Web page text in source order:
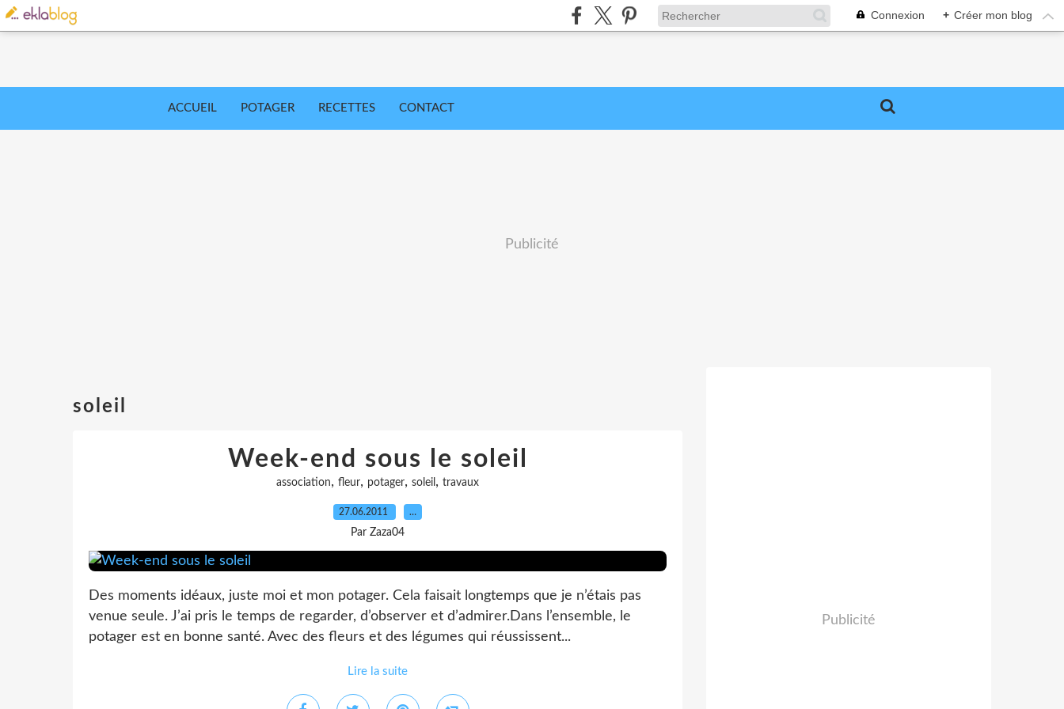
Connexion + Créer mon blog
ACCUEIL POTAGER RECETTES CONTACT
Publicité
soleil
Week-end sous le soleil
association, fleur, potager, soleil , travaux
27.06.2011 …
Par Zaza04
Des moments idéaux, juste moi et mon potager. Cela faisait longtemps que je n’étais pas
venue seule. J’ai pris le temps de regarder, d’observer et d’admirer.Dans l’ensemble, le
potager est en bonne santé. Avec des fleurs et des légumes qui réussissent...
Lire la suite
Publicité